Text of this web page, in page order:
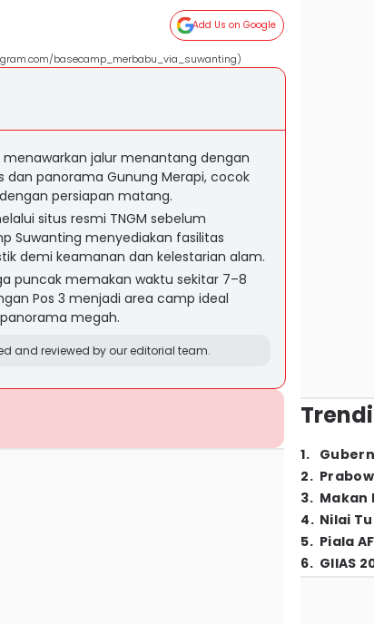
Add Us on Google
basecamp_merbabu_via_suwanting)
jalur menantang dengan
panorama Gunung Merapi, cocok
persiapan matang.
situs resmi TNGM sebelum
Suwanting menyediakan fasilitas
demi keamanan dan kelestarian alam.
puncak memakan waktu sekitar 7–8
Pos 3 menjadi area camp ideal
megah.
and reviewed by our editorial team.
1.
2.
3. Makan
4. Nilai
5. Piala
6. GIIAS